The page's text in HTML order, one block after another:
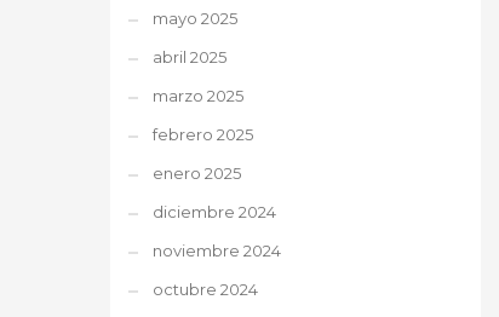
mayo 2025
abril 2025
marzo 2025
febrero 2025
enero 2025
diciembre 2024
noviembre 2024
octubre 2024